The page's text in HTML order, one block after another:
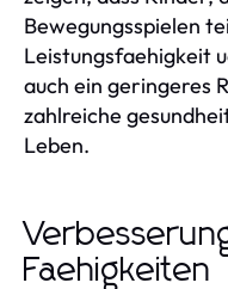
Bewegungsspielen
Leistungsfaehigkeit
auch ein geringeres
zahlreiche
Leben.
Faehigkeiten